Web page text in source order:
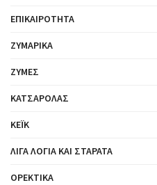
ΕΠΙΚΑΙΡΌΤΗΤΑ
ΖΥΜΑΡΙΚΆ
ΖΎΜΕΣ
ΚΑΤΣΑΡΌΛΑΣ
ΚΈΙΚ
ΛΊΓΑ ΛΌΓΙΑ ΚΑΙ ΣΤΑΡΆΤΑ
ΟΡΕΚΤΙΚΆ